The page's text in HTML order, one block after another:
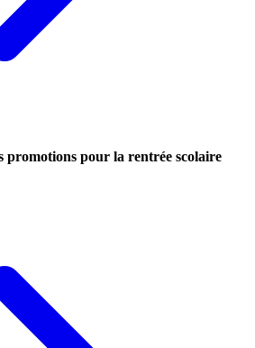
promotions pour la rentrée scolaire